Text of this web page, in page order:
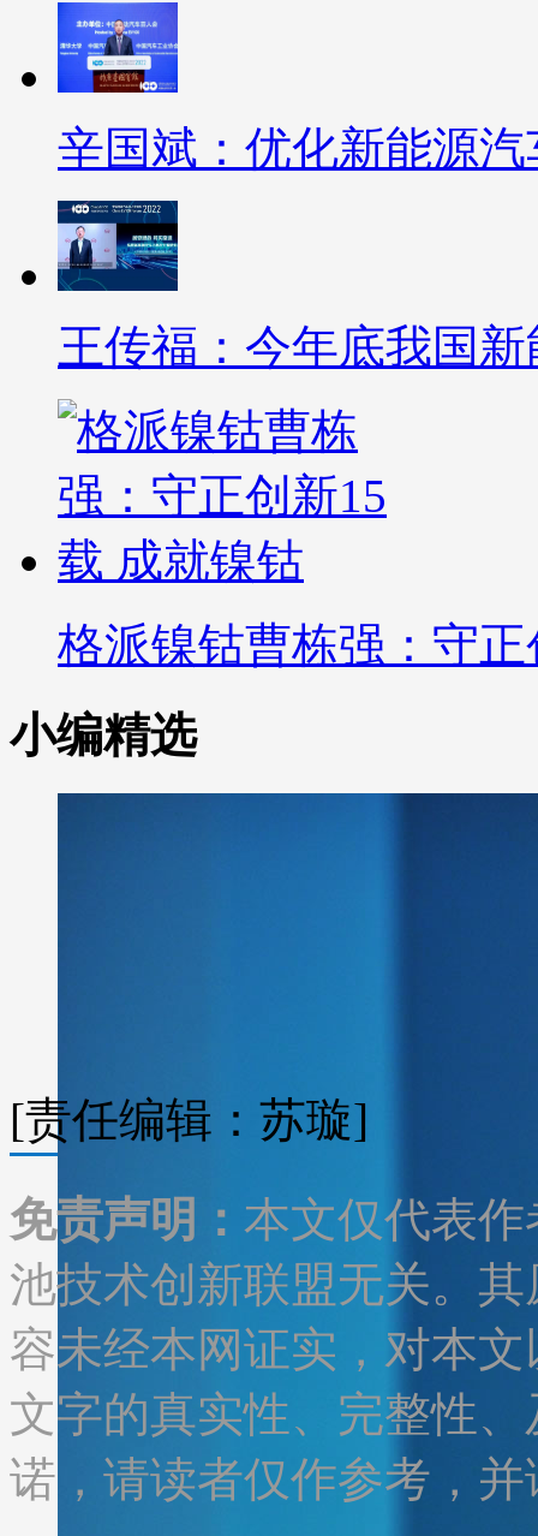
辛国斌：优化新能源
王传福：今年底我国
格派镍钴曹栋强：守
小编精选
[责任编辑：苏璇]
免责声明： 本文仅代表
池技术创新联盟无关。
容未经本网证实，对本
文字的真实性、完整性
诺，请读者仅作参考，